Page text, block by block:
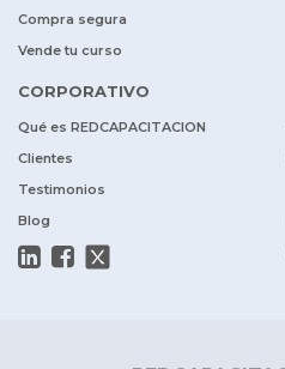
Compra segura
Vende tu curso
CORPORATIVO
Qué es REDCAPACITACION
Clientes
Testimonios
Blog